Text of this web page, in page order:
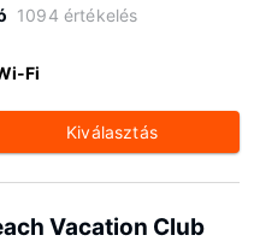
1094 értékelés
Fi
Kiválasztás
Vacation Club